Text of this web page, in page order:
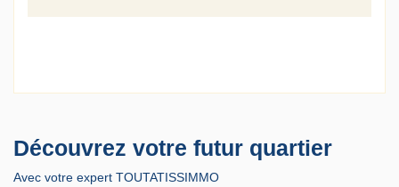
Découvrez votre futur quartier
Avec votre expert TOUTATISSIMMO